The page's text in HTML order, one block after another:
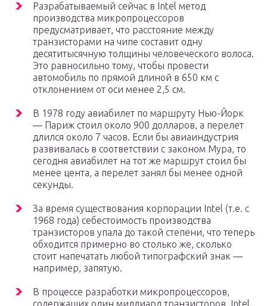
Разрабатываемый сейчас в Intel метод
производства микропроцессоров
предусматривает, что расстояние между
транзисторами на чипе составит одну
десятитысячную толщины человеческого волоса.
Это равносильно тому, чтобы провести
автомобиль по прямой длиной в 650 км с
отклонением от оси менее 2,5 см.
В 1978 году авиабилет по маршруту Нью-Йорк
— Париж стоил около 900 долларов, а перелет
длился около 7 часов. Если бы авиаиндустрия
развивалась в соответствии с законом Мура, то
сегодня авиабилет на тот же маршрут стоил бы
менее цента, а перелет занял бы менее одной
секунды.
За время существования корпорации Intel (т.е. с
1968 года) себестоимость производства
транзисторов упала до такой степени, что теперь
обходится примерно во столько же, сколько
стоит напечатать любой типографский знак —
например, запятую.
В процессе разработки микропроцессоров,
содержащих один миллиард транзисторов, Intel